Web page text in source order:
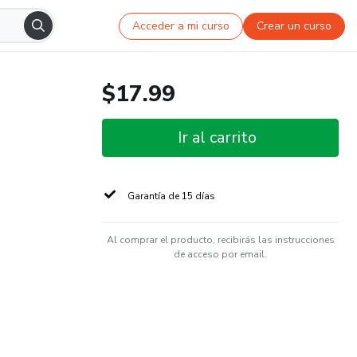
Acceder a mi curso Crear un curso
$17.99
Ir al carrito
Garantía de 15 días
Al comprar el producto, recibirás las instrucciones
de acceso por email.